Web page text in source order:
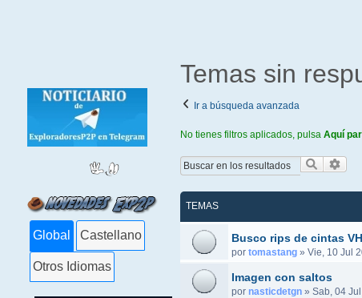
Global Castellano
Otros Idiomas
Temas sin
Ir a búsqueda avanzada
No tienes filtros aplicados, pulsa Aquí
Buscar
TEMAS
Busco rips de cintas
por tomastang» Vie, 10 Jul
Imagen con saltos
por nasticdetgn» Sab, 04